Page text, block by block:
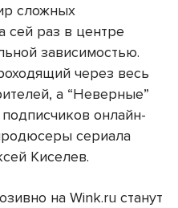
сложных
сей раз в центре
зависимостью.
через весь
а “Неверные”
онлайн-
сериала
Киселев.
на Wink.ru станут